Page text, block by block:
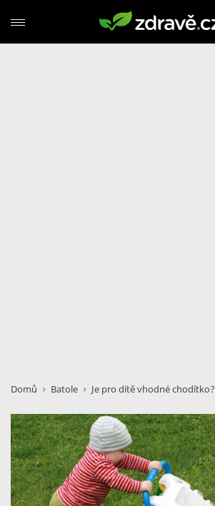
Domů Batole Je pro dítě vhodné chodítko?